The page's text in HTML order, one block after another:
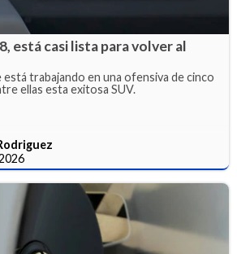
está casi lista para volver al
está trabajando en una ofensiva de cinco
ellas esta exitosa SUV.